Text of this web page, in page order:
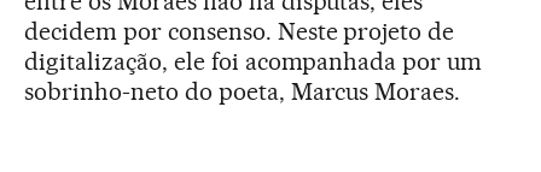
decidem por consenso. Neste projeto de
digitalização, ele foi acompanhada por um
sobrinho-neto do poeta, Marcus Moraes.